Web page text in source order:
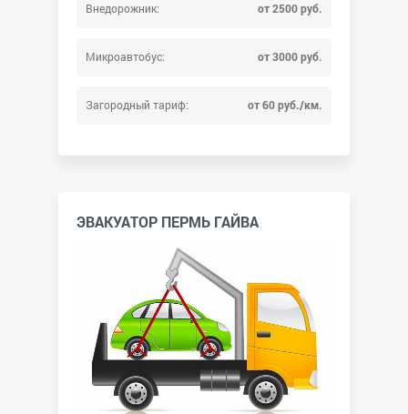
Внедорожник: от 2500 руб.
Микроавтобус: от 3000 руб.
Загородный тариф: от 60 руб./км.
ЭВАКУАТОР ПЕРМЬ ГАЙВА